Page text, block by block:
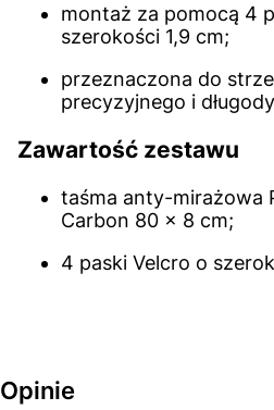
montaż za pomocą 4
szerokości 1,9 cm;
przeznaczona do
precyzyjnego i
Zawartość zestawu
taśma anty-mirażowa
Carbon 80 × 8 cm;
4 paski Velcro o
Opinie